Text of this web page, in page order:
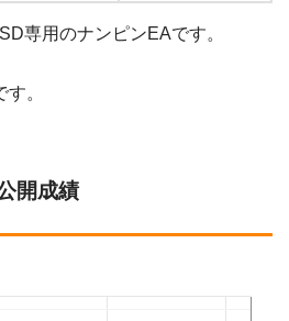
専用のナンピンEAです。
。
開成績